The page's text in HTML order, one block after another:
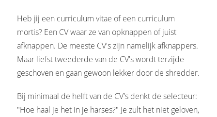
Heb jij een curriculum vitae of een curriculum
mortis? Een CV waar ze van opknappen of juist
afknappen. De meeste CV's zijn namelijk afknappers.
Maar liefst tweederde van de CV's wordt terzijde
geschoven en gaan gewoon lekker door de shredder.
Bij minimaal de helft van de CV's denkt de selecteur:
"Hoe haal je het in je harses?" Je zult het niet geloven,